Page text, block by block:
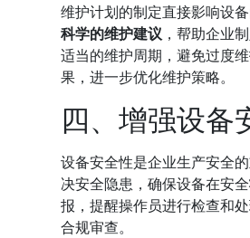
维护计划的制定直接影响设
科学的维护建议 ，帮助企业
适当的维护周期，避免过度
果，进一步优化维护策略。
四、增强设备
设备安全性是企业生产安全
决安全隐患，确保设备在安
报，提醒操作员进行检查和
合规审查。